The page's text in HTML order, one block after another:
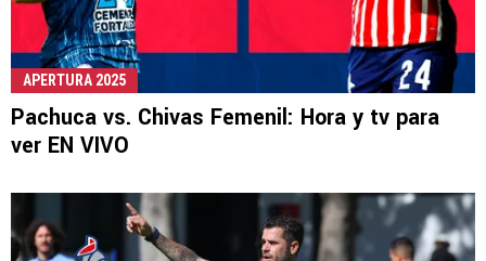
APERTURA 2025
Pachuca vs. Chivas Femenil: Hora y tv para
ver EN VIVO